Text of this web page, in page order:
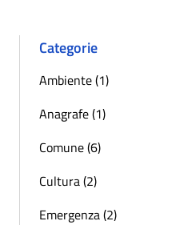
Categorie
Ambiente (1)
Anagrafe (1)
Comune (6)
Cultura (2)
Emergenza (2)